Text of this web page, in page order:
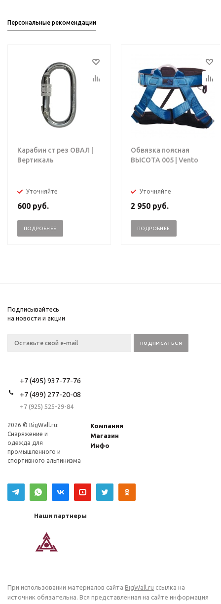
Персональные рекомендации
Карабин ст рез ОВАЛ |
Вертикаль
Уточняйте
600 руб.
ПОДРОБНЕЕ
Обвязка поясная
ВЫСОТА 005 | Vento
Уточняйте
2 950 руб.
ПОДРОБНЕЕ
Подписывайтесь
на новости и акции
+7 (495) 937-77-76
+7 (499) 277-20-08
+7 (925) 525-29-84
2026 © BigWall.ru:
Снаряжение и
одежда для
промышленного и
спортивного альпинизма
Компания
Магазин
Инфо
Наши партнеры
При использовании материалов сайта BigWall.ru ссылка на
источник обязательна. Вся представленная на сайте информация